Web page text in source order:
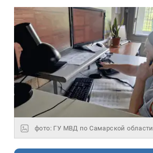
фото: ГУ МВД по Самарской области